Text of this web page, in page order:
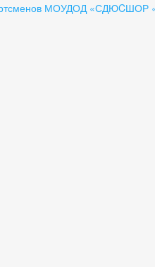
МОУДОД «СДЮCШОР